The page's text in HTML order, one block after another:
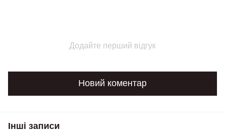
Додайте перший відгук
Новий коментар
Інші записи